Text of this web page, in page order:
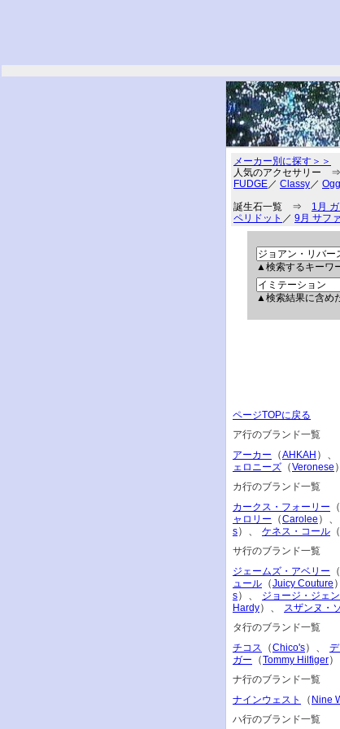
メーカー別に探す＞＞
人気のアクセサリー
FUDGE ／ Classy ／
誕生石一覧 ⇒ 1月
ペリドット ／ 9月 サフ
▲検索するキーワ
▲検索結果に含め
ページTOPに戻る
ア行のブランド一覧
アーカー
（AHKAH ）、
ェロニーズ （Veronese
カ行のブランド一覧
カークス・フォーリー
（
ャロリー
（Carolee ）、
s）、 ケネス・コール （
サ行のブランド一覧
ジェームズ・アベリー
（
ュール （Juicy Couture
s）、 ジョージ・ジェ
Hardy）、 スザンヌ・
タ行のブランド一覧
チコス
（Chico's）、
ガー
（Tommy Hilfiger）
ナ行のブランド一覧
ナインウェスト
（ Nine
ハ行のブランド一覧